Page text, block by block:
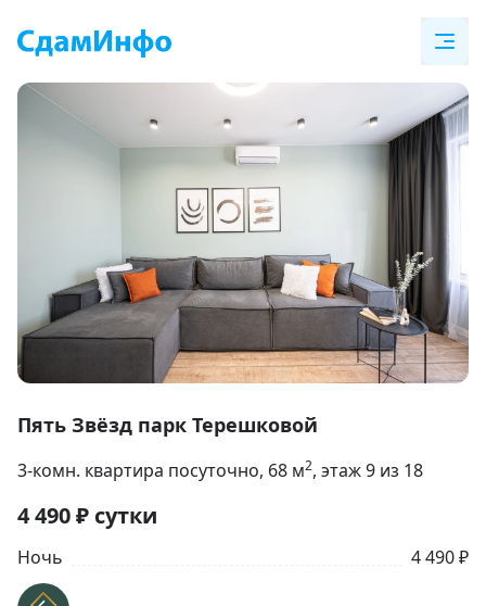
1
15
Пять Звёзд парк Терешковой
3-комн. квартира посуточно, 68 м2, этаж 9 из 18
4 490₽ сутки
Ночь 4 490 ₽